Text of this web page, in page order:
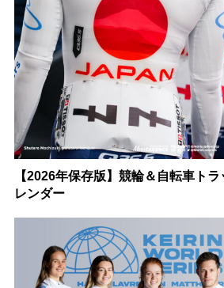
【2026年保存版】競輪＆自転車ト
レンダー